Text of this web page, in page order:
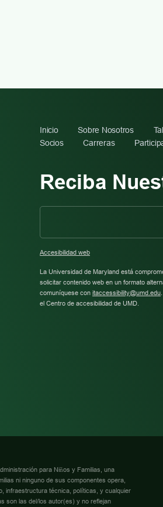
Inicio Sobre Nosotros
Socios
Carreras
Reciba
C
N
S
T
A
E
A
S
E
Accesibilidad web
La Universidad de Maryland está
solicitar contenido web en un formato
comuníquese con itaccessibility@umd.edu
el Centro de accesibilidad de UMD.
para Niños y Familias, una
ni ninguno de sus componentes opera,
infraestructura técnica, políticas, y cualquier
son las del/los autor(es) y no reflejan